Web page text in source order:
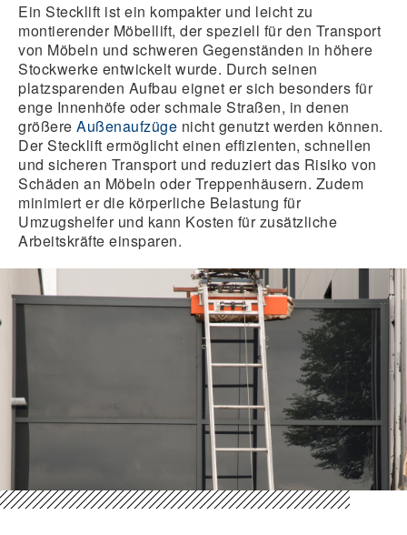
Ein Stecklift ist ein kompakter und leicht zu
montierender Möbellift, der speziell für den Transport
von Möbeln und schweren Gegenständen in höhere
Stockwerke entwickelt wurde. Durch seinen
platzsparenden Aufbau eignet er sich besonders für
enge Innenhöfe oder schmale Straßen, in denen
größere Außenaufzüge nicht genutzt werden können.
Der Stecklift ermöglicht einen effizienten, schnellen
und sicheren Transport und reduziert das Risiko von
Schäden an Möbeln oder Treppenhäusern. Zudem
minimiert er die körperliche Belastung für
Umzugshelfer und kann Kosten für zusätzliche
Arbeitskräfte einsparen.